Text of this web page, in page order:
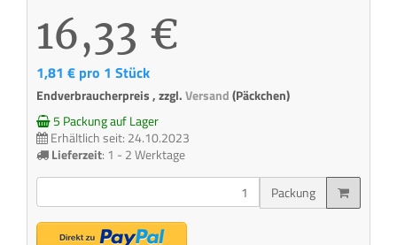
16,33 €
1,81 € pro 1 Stück
Endverbraucherpreis , zzgl.Versand(Päckchen)
5 Packung auf Lager
Erhältlich seit: 24.10.2023
Lieferzeit: 1 - 2 Werktage
Packung